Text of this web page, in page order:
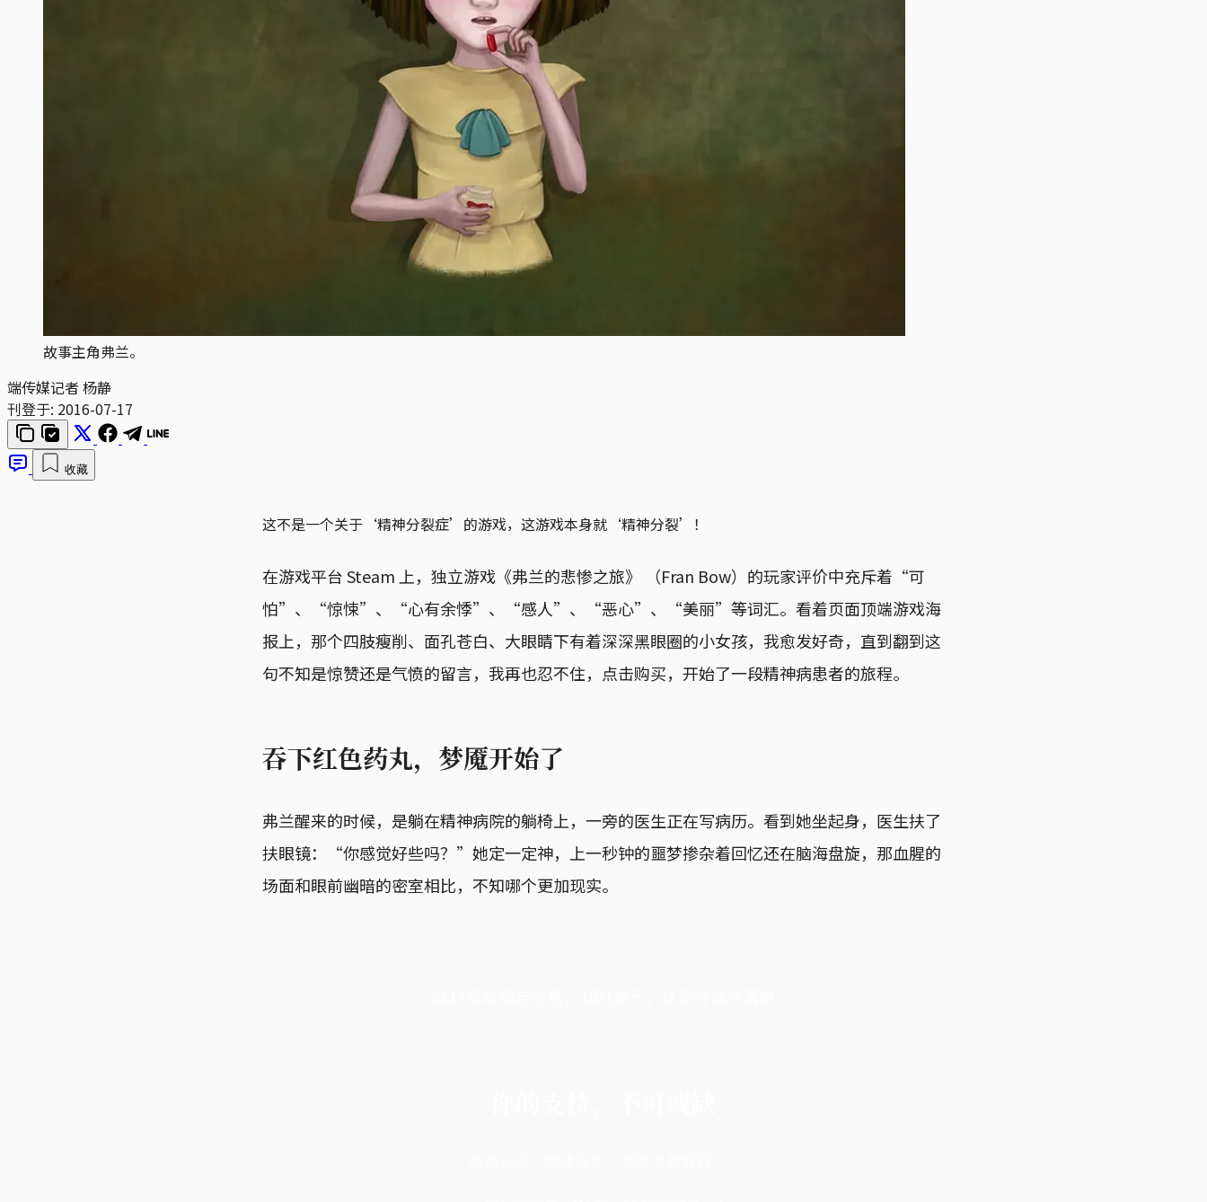
故事主角弗兰。
端传媒记者 杨静
刊登于: 2016-07-17
收藏
这不是一个关于‘精神分裂症’的游戏，这游戏本身就‘精神分裂’！
在游戏平台 Steam 上，独立游戏《弗兰的悲惨之旅》 （Fran Bow）的玩家评价中充斥着“可
怕”、“惊悚”、“心有余悸”、“感人”、“恶心”、“美丽”等词汇。看着页面顶端游戏海
报上，那个四肢瘦削、面孔苍白、大眼睛下有着深深黑眼圈的小女孩，我愈发好奇，直到翻到这
句不知是惊赞还是气愤的留言，我再也忍不住，点击购买，开始了一段精神病患者的旅程。
吞下红色药丸，梦魇开始了
弗兰醒来的时候，是躺在精神病院的躺椅上，一旁的医生正在写病历。看到她坐起身，医生扶了
扶眼镜：“你感觉好些吗？”她定一定神，上一秒钟的噩梦掺杂着回忆还在脑海盘旋，那血腥的
场面和眼前幽暗的密室相比，不知哪个更加现实。